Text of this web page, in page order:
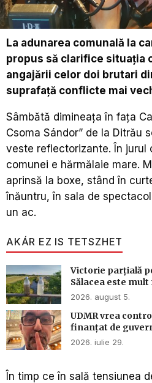
La adunarea comunală la
propus să clarifice situaţia
angajării celor doi brutari
suprafaţă conflicte mai
Sâmbătă dimineaţa în faţa
Csoma Sándor” de la Ditrău
veste reflectorizante. În jurul
comunei e hărmălaie mare.
aprinsă la boxe, stând în
înăuntru, în sala de
un ac.
AKÁR EZ IS TETSZHET
Victorie parțială
Sălacea este
2026. august 5.
UDMR vrea
finanțat de
2026. iulie 29.
În timp ce în sală tensiunea